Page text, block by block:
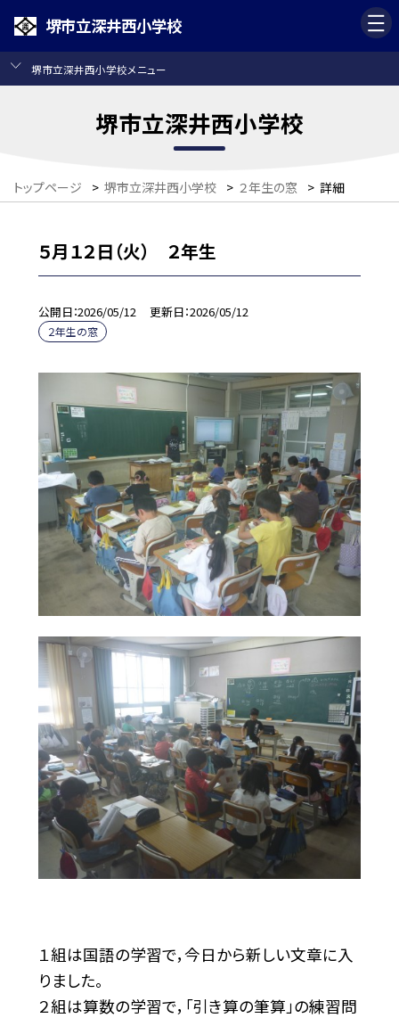
堺市立深井西小学校
堺市立深井西小学校メニュー
堺市立深井西小学校
トップページ > 堺市立深井西小学校 > ２年生の窓 > 詳細
５月１２日（火） ２年生
公開日 2026/05/12 更新日 2026/05/12
２年生の窓
１組は国語の学習で，今日から新しい文章に入
りました。
２組は算数の学習で，「引き算の筆算」の練習問